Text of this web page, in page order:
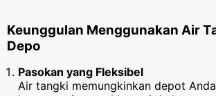
Keunggulan Menggunakan Air
Depo
Pasokan yang Fleksibel
Air tangki memungkinkan depot